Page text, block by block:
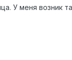
У меня возник